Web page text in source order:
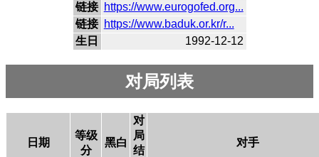
链接 https://www.eurogofed.org...
链接 https://www.baduk.or.kr/r...
生日
1992-12-12
对局列表
日期
等级
分
黑白
对
局
结
对手